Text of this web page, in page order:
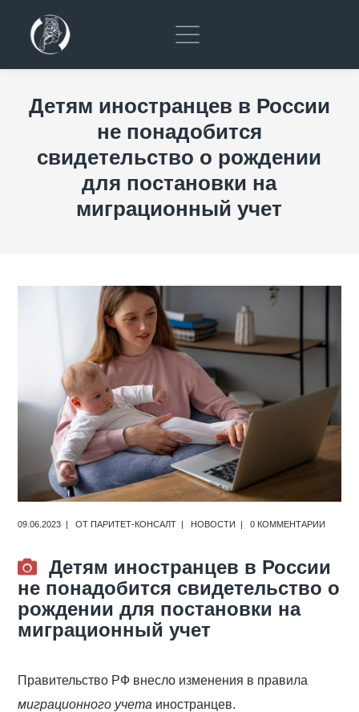
Детям иностранцев в России
не понадобится
свидетельство о рождении
для постановки на
миграционный учет
09.06.2023 ОТПАРИТЕТ-КОНСАЛТ НОВОСТИ 0 КОММЕНТАРИИ
Детям иностранцев в России
не понадобится свидетельство о
рождении для постановки на
миграционный учет
Правительство РФ внесло изменения в правила
миграционного учета иностранцев.